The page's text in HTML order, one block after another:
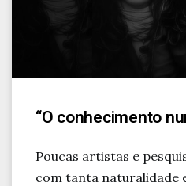
“O conhecimento
Poucas artistas e
com tanta naturalidade